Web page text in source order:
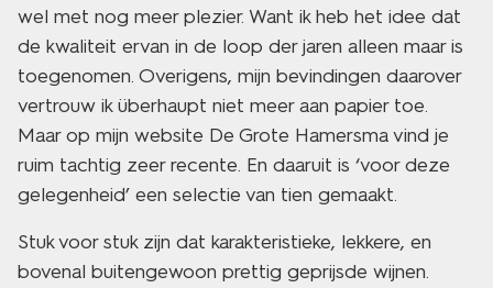
wel met nog meer plezier. Want ik heb het idee dat
de kwaliteit ervan in de loop der jaren alleen maar is
toegenomen. Overigens, mijn bevindingen daarover
vertrouw ik überhaupt niet meer aan papier toe.
Maar op mijn website De Grote Hamersma vind je
ruim tachtig zeer recente. En daaruit is ‘voor deze
gelegenheid’ een selectie van tien gemaakt.
Stuk voor stuk zijn dat karakteristieke, lekkere, en
bovenal buitengewoon prettig geprijsde wijnen.